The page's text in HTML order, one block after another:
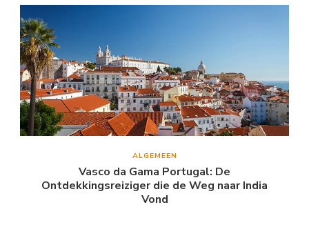
ALGEMEEN
Vasco da Gama Portugal: De
Ontdekkingsreiziger die de Weg naar India
Vond